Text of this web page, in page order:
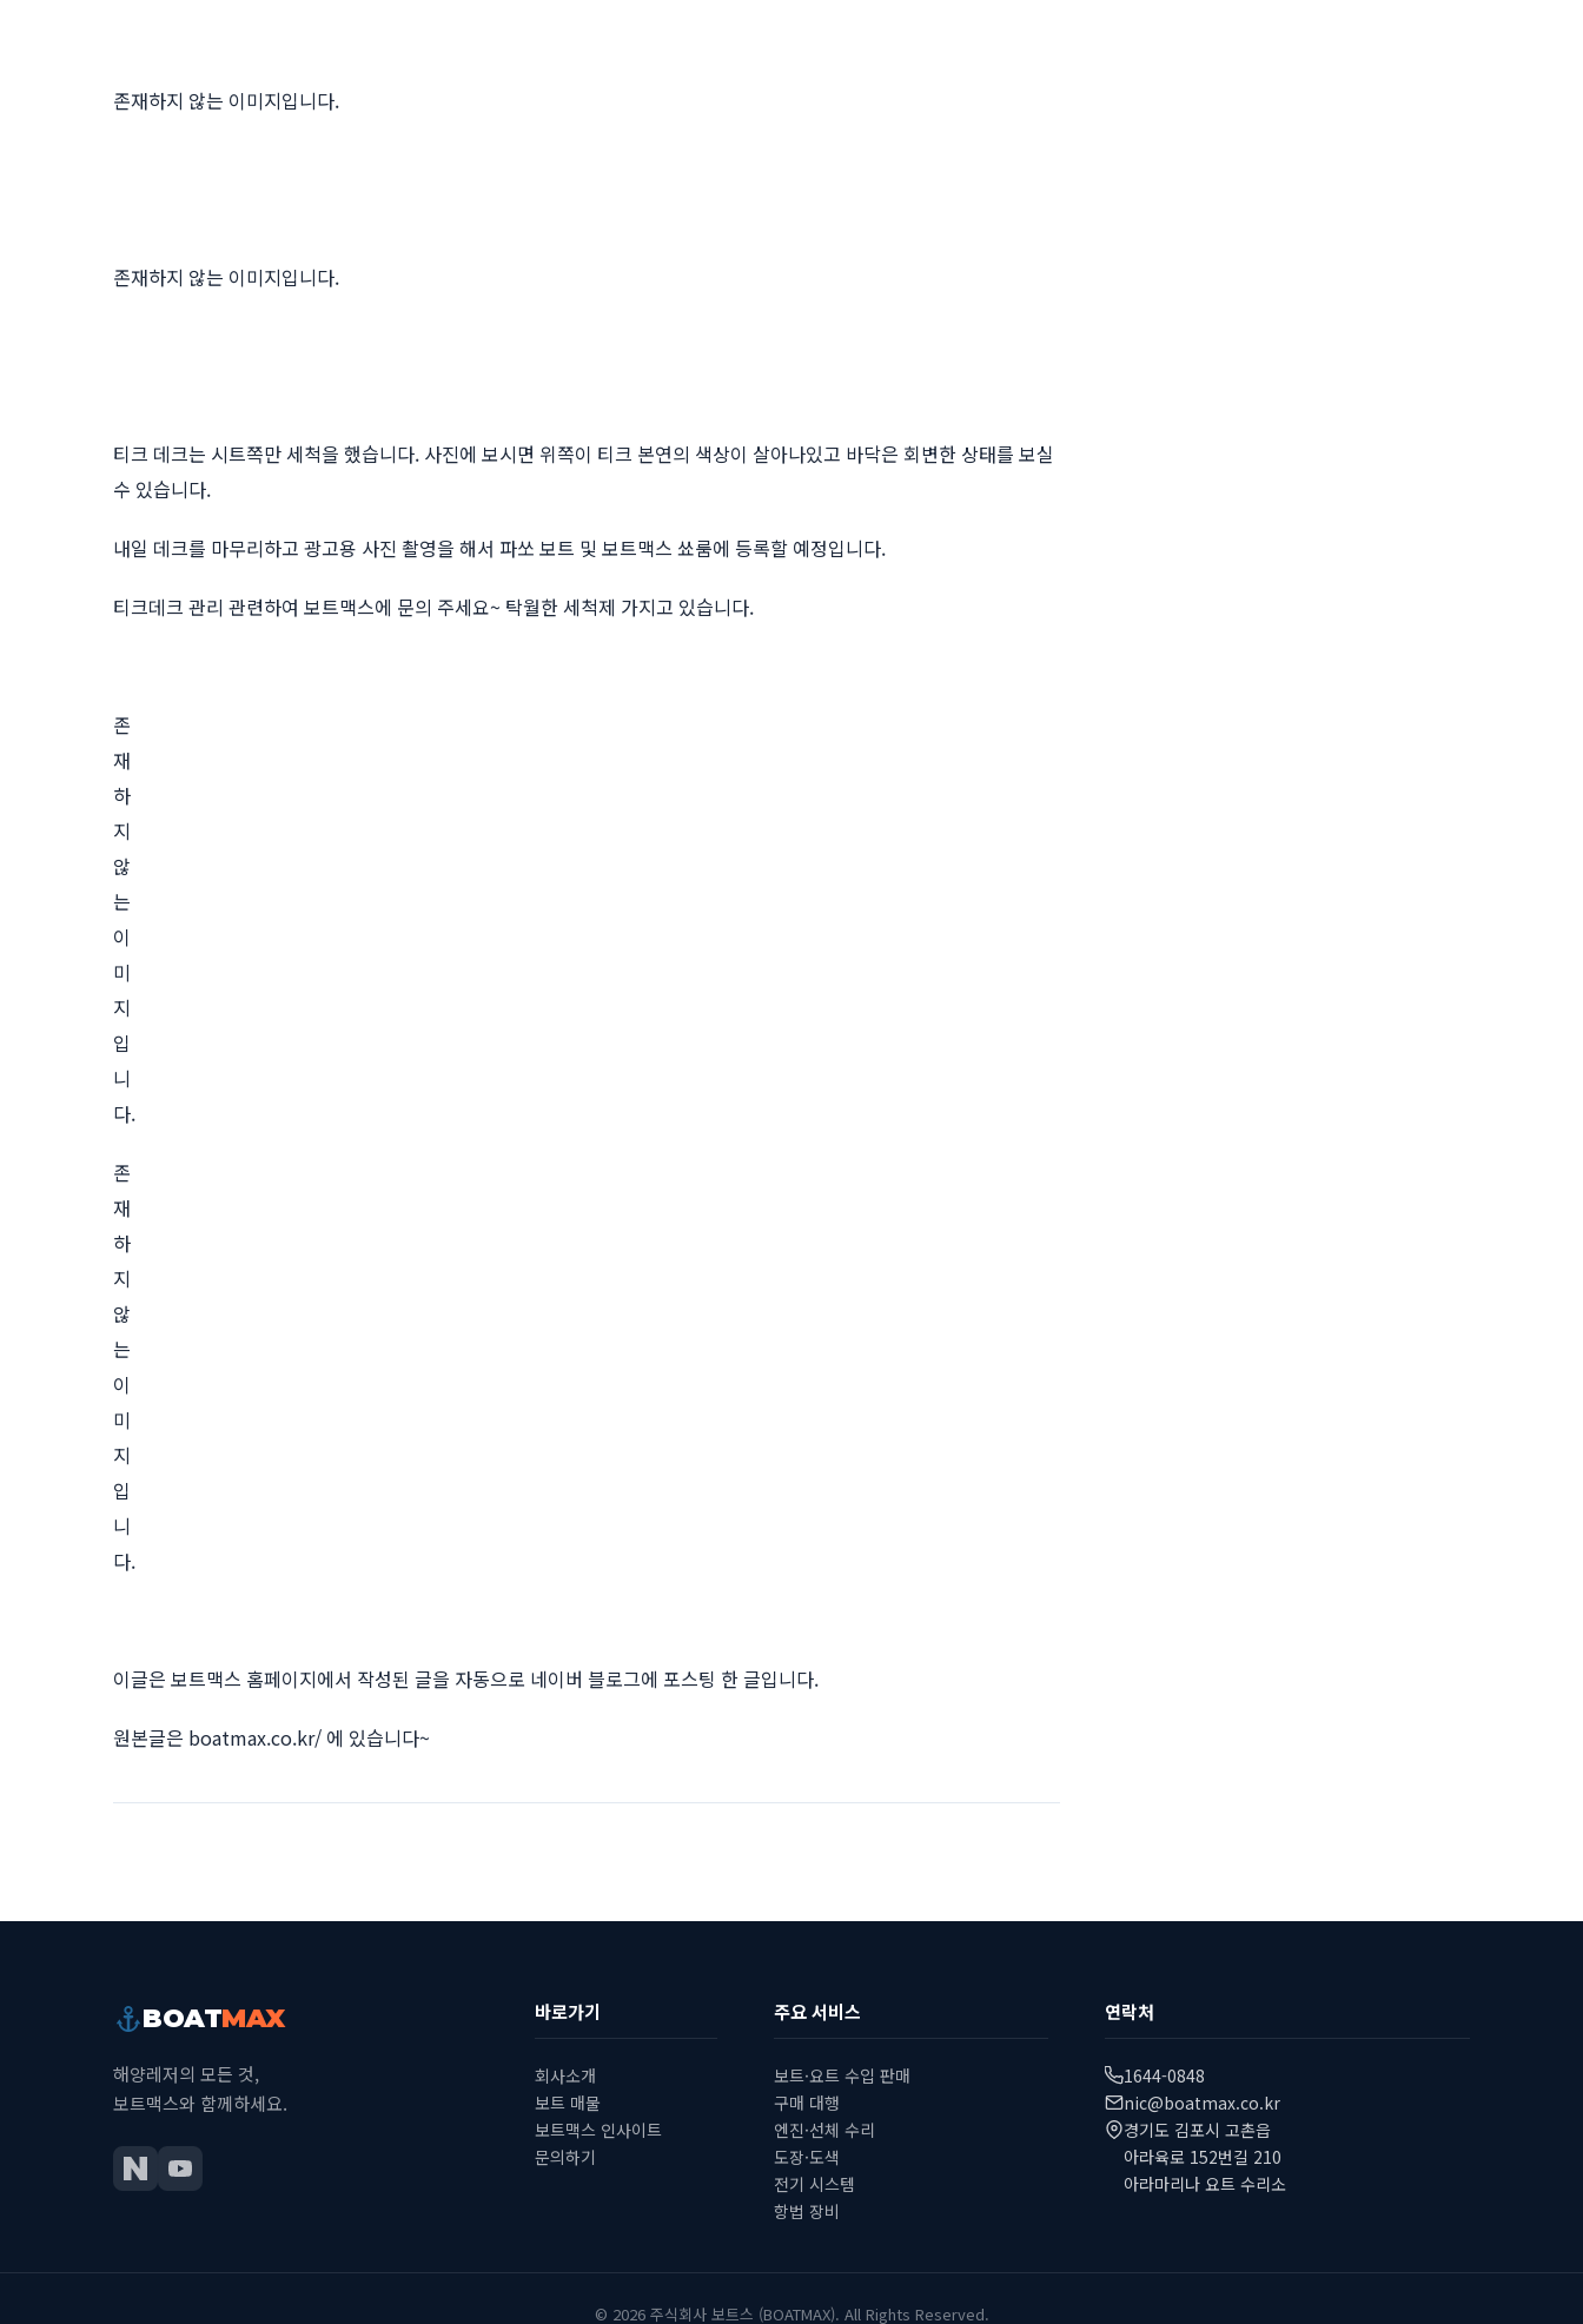
존재하지 않는 이미지입니다.
존재하지 않는 이미지입니다.
티크 데크는 시트쪽만 세척을 했습니다. 사진에 보시면 위쪽이 티크 본연의 색상이 살아나있고 바닥은 회변한 상태를 보실
수 있습니다.
내일 데크를 마무리하고 광고용 사진 촬영을 해서 파쏘 보트 및 보트맥스 쑈룸에 등록할 예정입니다.
티크데크 관리 관련하여 보트맥스에 문의 주세요~ 탁월한 세척제 가지고 있습니다.
존
재
하
지
않
는
이
미
지
입
니
다.
존
재
하
지
않
는
이
미
지
입
니
다.
이글은 보트맥스 홈페이지에서 작성된 글을 자동으로 네이버 블로그에 포스팅 한 글입니다.
원본글은 boatmax.co.kr/ 에 있습니다~
BOATMAX
해양레저의 모든 것,
보트맥스와 함께하세요.
바로가기
회사소개
보트 매물
보트맥스 인사이트
문의하기
주요 서비스
보트·요트 수입 판매
구매 대행
엔진·선체 수리
도장·도색
전기 시스템
항법 장비
연락처
1644-0848
nic@boatmax.co.kr
경기도 김포시 고촌읍
아라육로 152번길 210
아라마리나 요트 수리소
© 2026 주식회사 보트스 (BOATMAX). All Rights Reserved.